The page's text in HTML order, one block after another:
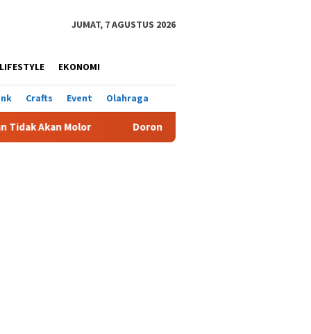
JUMAT, 7 AGUSTUS 2026
LIFESTYLE EKONOMI
Crafts Event Olahraga
Dorong Pelaku UMKM Naik Kelas, Ratu Dewa